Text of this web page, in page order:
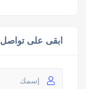
ابقى على تواصل